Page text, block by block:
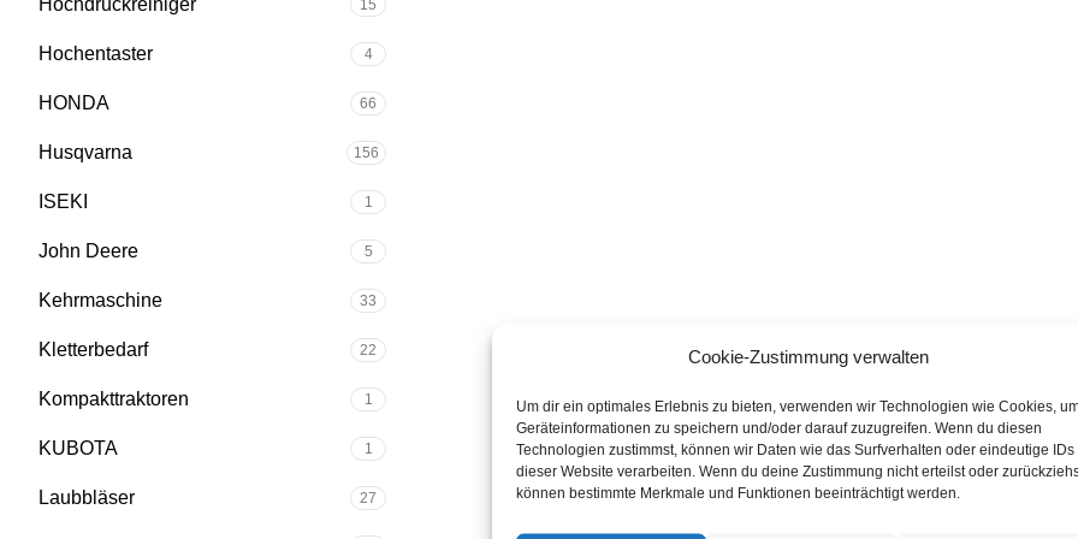
Cookie-Zustimmung verwalten
Um dir ein optimales Erlebnis zu bieten, verwenden wir Technologien wie Cookies,
Geräteinformationen zu speichern und/oder darauf zuzugreifen. Wenn du diesen
Technologien zustimmst, können wir Daten wie das Surfverhalten oder eindeutige IDs
dieser Website verarbeiten. Wenn du deine Zustimmung nicht erteilst oder
können bestimmte Merkmale und Funktionen beeinträchtigt werden.
Hochdruckreiniger 15
Hochentaster 4
HONDA 66
Husqvarna 156
ISEKI 1
John Deere 5
Kehrmaschine 33
Kletterbedarf 22
Kompakttraktoren 1
KUBOTA 1
Laubbläser 27